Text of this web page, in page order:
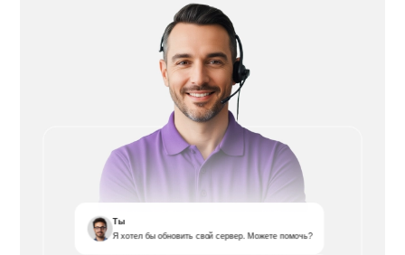
Ты
Я хотел бы обновить свой сервер. Можете помочь?